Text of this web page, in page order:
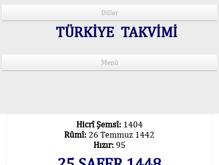
Diller
TÜRKİYE TAKVİMİ
Menü
Hicrî Şemsî: 1404
Rûmî: 26 Temmuz 1442
Hızır: 95